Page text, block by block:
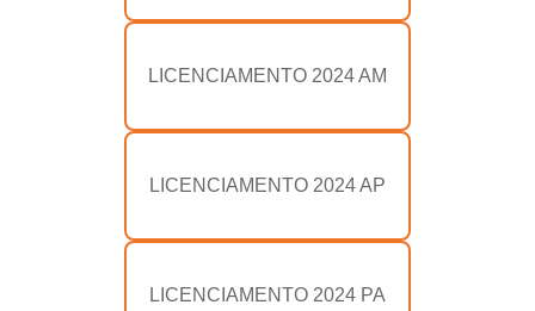
LICENCIAMENTO 2024 AM
LICENCIAMENTO 2024 AP
LICENCIAMENTO 2024 PA